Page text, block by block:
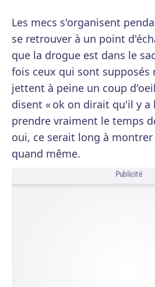
Les mecs s'organisent
se retrouver à un point
que la drogue est dans le
fois ceux qui sont supposés
jettent à peine un coup
disent « ok on dirait qu'il y a
prendre vraiment le temps
oui, ce serait long à
quand même.
Publicité